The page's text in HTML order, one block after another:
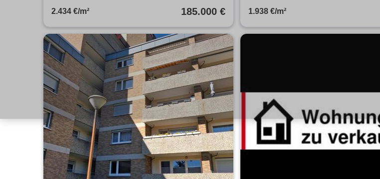
2.434 €/m² 185.000 € 1.938 €/m²